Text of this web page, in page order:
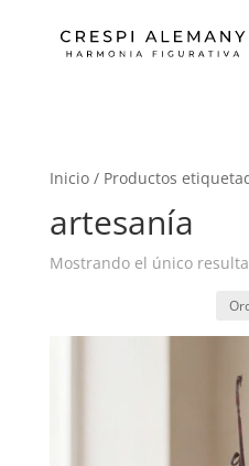
Inicio/ Productos
artesanía
Mostrando el único